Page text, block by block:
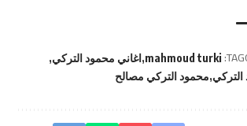
mahmoud turki اغاني محمود التركي
محمود التركي مصالح